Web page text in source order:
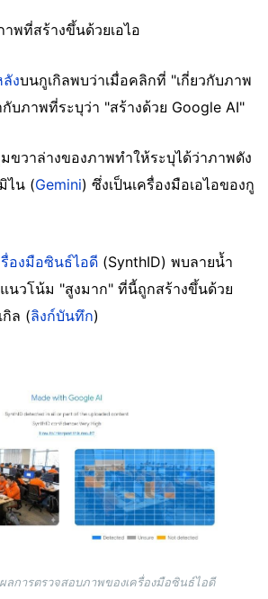
พที่สร้างขึ้นด้วยเอไอ
งบนกูเกิลพบว่าเมื่อคลิกที่ "เกี่ยวกับภาพ
บภาพที่ระบุว่า "สร้างด้วย Google AI"
วาล่างของภาพทำให้ระบุได้ว่าภาพดัง
ไน (Gemini) ซึ่งเป็นเครื่องมือเอไอของกู
รื่องมือซินธ์ไอดี (SynthID) พบลายน้ำ
นวโน้ม "สูงมาก" ที่นี้ถูกสร้างขึ้นด้วย
กิล (ลิงก์บันทึก)
ลการตรวจสอบภาพของเครื่องมือซินธ์ไอดี